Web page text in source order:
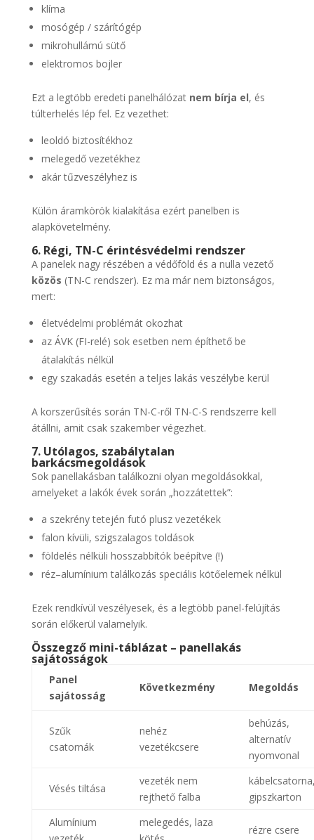
klíma
mosógép / szárítógép
mikrohullámú sütő
elektromos bojler
Ezt a legtöbb eredeti panelhálózat nem bírja el, és
túlterhelés lép fel. Ez vezethet:
leoldó biztosítékhoz
melegedő vezetékhez
akár tűzveszélyhez is
Külön áramkörök kialakítása ezért panelben is
alapkövetelmény.
6. Régi, TN-C érintésvédelmi rendszer
A panelek nagy részében a védőföld és a nulla vezető
közös (TN-C rendszer). Ez ma már nem biztonságos,
mert:
életvédelmi problémát okozhat
az ÁVK (FI-relé) sok esetben nem építhető be
átalakítás nélkül
egy szakadás esetén a teljes lakás veszélybe kerül
A korszerűsítés során TN-C-ről TN-C-S rendszerre kell
átállni, amit csak szakember végezhet.
7. Utólagos, szabálytalan
barkácsmegoldások
Sok panellakásban találkozni olyan megoldásokkal,
amelyeket a lakók évek során „hozzátettek”:
a szekrény tetején futó plusz vezetékek
falon kívüli, szigszalagos toldások
földelés nélküli hosszabbítók beépítve (!)
réz–alumínium találkozás speciális kötőelemek nélkül
Ezek rendkívül veszélyesek, és a legtöbb panel-felújítás
során előkerül valamelyik.
Összegző mini-táblázat – panellakás
sajátosságok
Panel
sajátosság
Következmény Megoldás
Szűk
csatornák
nehéz
vezetékcsere
behúzás,
alternatív
nyomvonal
Vésés tiltása
vezeték nem
rejthető falba
gipszkarton
Alumínium
melegedés, laza
rézre csere